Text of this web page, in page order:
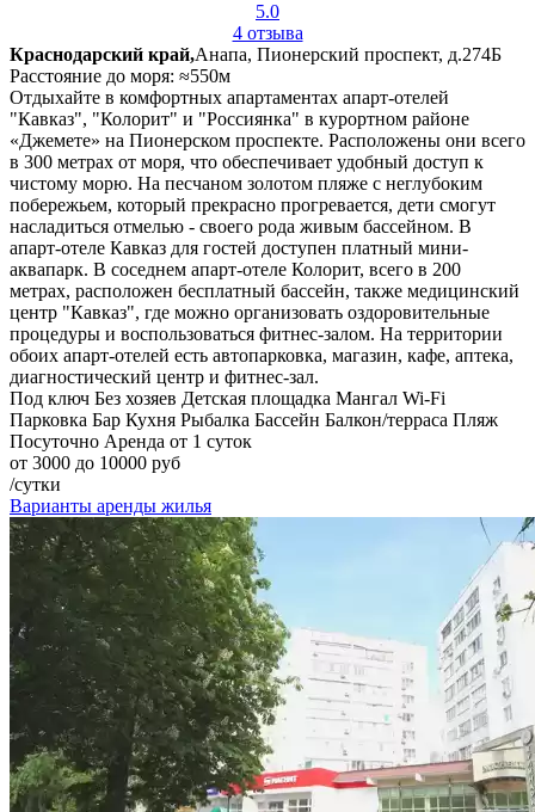
5.0
4 отзыва
Краснодарский край,Анапа, Пионерский проспект, д.274Б
Расстояние до моря: ≈550м
Отдыхайте в комфортных апартаментах апарт-отелей
"Кавказ", "Колорит" и "Россиянка" в курортном районе
«Джемете» на Пионерском проспекте. Расположены они всего
в 300 метрах от моря, что обеспечивает удобный доступ к
чистому морю. На песчаном золотом пляже с неглубоким
побережьем, который прекрасно прогревается, дети смогут
насладиться отмелью - своего рода живым бассейном. В
апарт-отеле Кавказ для гостей доступен платный мини-
аквапарк. В соседнем апарт-отеле Колорит, всего в 200
метрах, расположен бесплатный бассейн, также медицинский
центр "Кавказ", где можно организовать оздоровительные
процедуры и воспользоваться фитнес-залом. На территории
обоих апарт-отелей есть автопарковка, магазин, кафе, аптека,
диагностический центр и фитнес-зал.
Под ключ Без хозяев Детская площадка Мангал Wi-Fi
Парковка Бар Кухня Рыбалка Бассейн Балкон/терраса Пляж
Посуточно Аренда от 1 суток
от 3000 до 10000 руб
/сутки
Варианты аренды жилья